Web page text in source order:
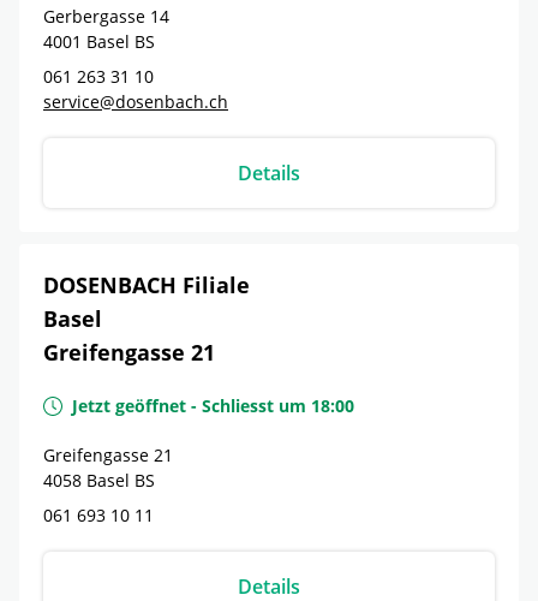
Gerbergasse 14
4001 Basel BS
061 263 31 10
service@dosenbach.ch
Details
DOSENBACH Filiale
Basel
Greifengasse 21
Jetzt geöffnet - Schliesst um 18:00
Greifengasse 21
4058 Basel BS
061 693 10 11
Details